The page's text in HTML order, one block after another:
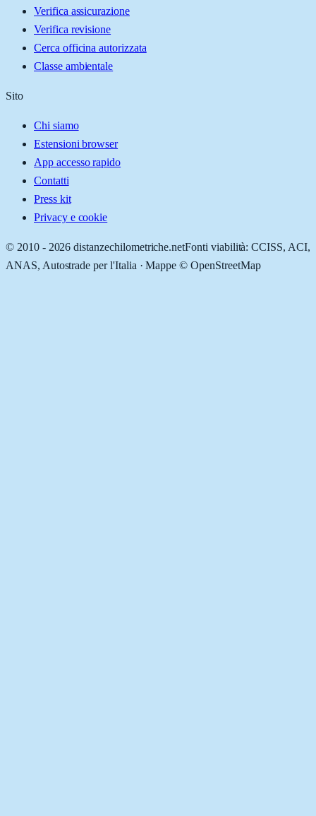
Verifica assicurazione
Verifica revisione
Cerca officina autorizzata
Classe ambientale
Sito
Chi siamo
Estensioni browser
App accesso rapido
Contatti
Press kit
Privacy e cookie
© 2010 - 2026 distanzechilometriche.netFonti viabilità: CCISS, ACI,
ANAS, Autostrade per l'Italia · Mappe © OpenStreetMap